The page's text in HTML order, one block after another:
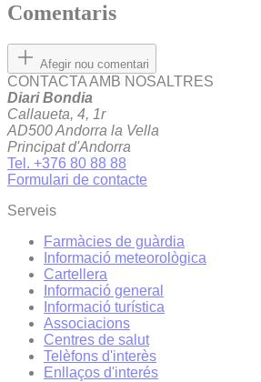
Comentaris
Afegir nou comentari
CONTACTA AMB NOSALTRES
Diari Bondia
Callaueta, 4, 1r
AD500 Andorra la Vella
Principat d'Andorra
Tel. +376 80 88 88
Formulari de contacte
Serveis
Farmàcies de guàrdia
Informació meteorològica
Cartellera
Informació general
Informació turística
Associacions
Centres de salut
Telèfons d'interès
Enllaços d'interés